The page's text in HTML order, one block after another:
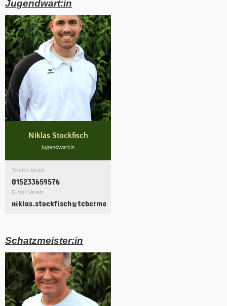
Jugendwart:in
Niklas Stockfisch
Jugendwart:in
Telefon Mobil
015233659576
E-Mail Verein
niklas.stockfisch@tcbermatingen.clubdesk.com
Schatzmeister:in